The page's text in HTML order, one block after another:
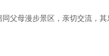
父母漫步景区，亲切交流，